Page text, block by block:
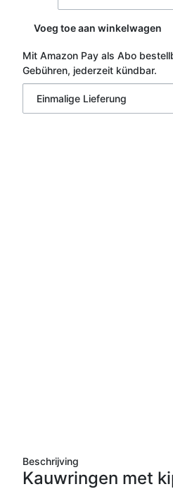
Voeg toe aan winkelwagen
Mit Amazon Pay als Abo
Gebühren, jederzeit kündbar.
Beschrijving
Kauwringen met